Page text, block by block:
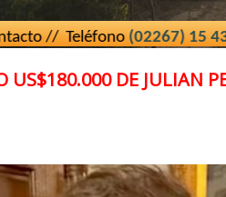
(02267) 15 439493// El
US$180.000 DE JULIAN